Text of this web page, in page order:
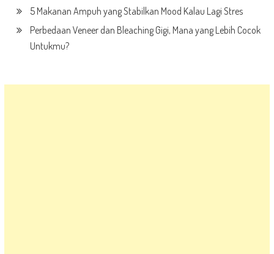
5 Makanan Ampuh yang Stabilkan Mood Kalau Lagi Stres
Perbedaan Veneer dan Bleaching Gigi, Mana yang Lebih Cocok
Untukmu?